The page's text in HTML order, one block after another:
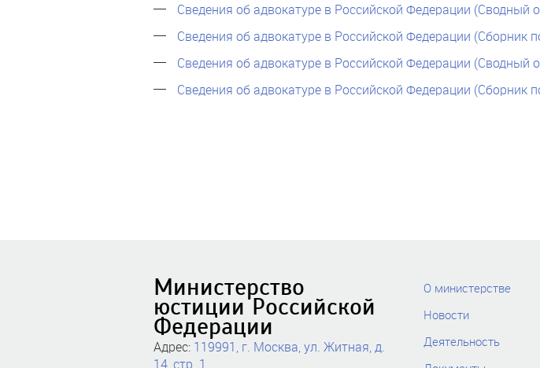
Сведения об адвокатуре в Российской Федерации (Сводный
Сведения об адвокатуре в Российской Федерации (Сборник
Сведения об адвокатуре в Российской Федерации (Сводный
Сведения об адвокатуре в Российской Федерации (Сборник
Министерство
юстиции Российской
Федерации
Адрес: 119991, г. Москва, ул. Житная, д.
14, стр. 1
О министерстве
Новости
Деятельность